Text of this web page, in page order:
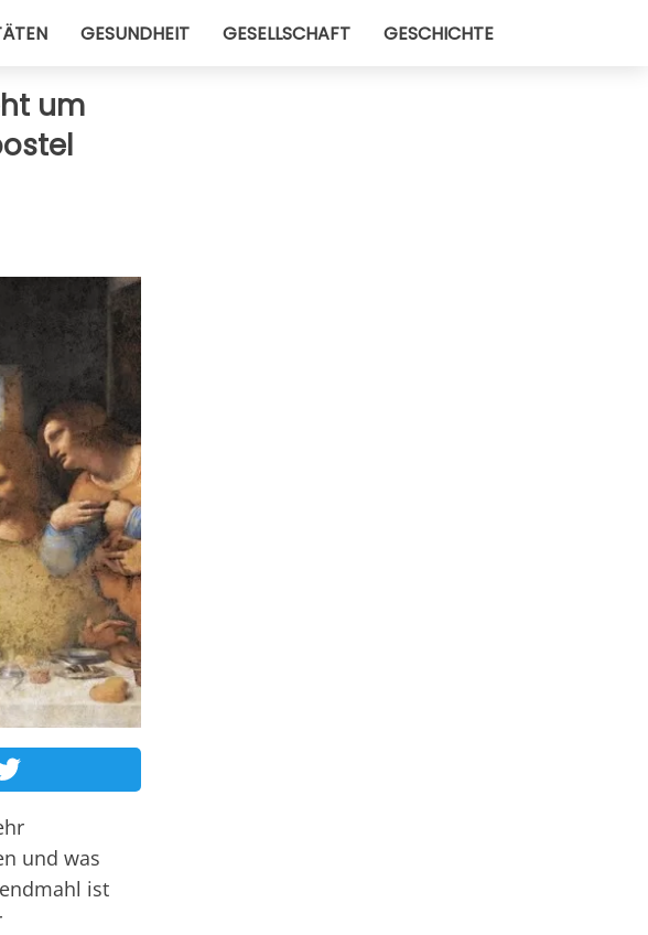
GESUNDHEIT GESELLSCHAFT GESCHICHTE
um
und was
ist